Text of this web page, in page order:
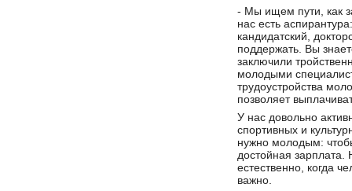
- Мы ищем пути, как
нас есть
кандидатский,
поддержать. Вы
заключили
молодыми
трудоустройства
позволяет
У нас довольно
спортивных и
нужно молодым:
достойная зарплата.
естественно, когда
важно.